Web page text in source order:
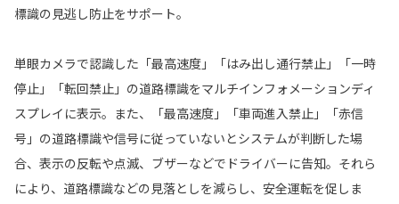
標識の見逃し防止をサポート。
単眼カメラで認識した「最高速度」「はみ出し通行禁止」「一時
停止」「転回禁止」の道路標識をマルチインフォメーションディ
スプレイに表示。また、「最高速度」「車両進入禁止」「赤信
号」の道路標識や信号に従っていないとシステムが判断した場
合、表示の反転や点滅、ブザーなどでドライバーに告知。それら
により、道路標識などの見落としを減らし、安全運転を促しま